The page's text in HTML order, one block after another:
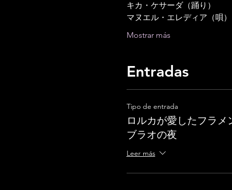
キカ・ケサーダ（踊り）
マヌエル・エレディア（唄）
Mostrar más
Entradas
Tipo de entrada
ロルカが愛したフラメ
ブラオの夜
Leer más